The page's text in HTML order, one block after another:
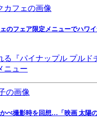
のフェア限定メニューでハワイ
る『パイナップル プルド
ニュー
べ撮影時を回想…「映画 太陽